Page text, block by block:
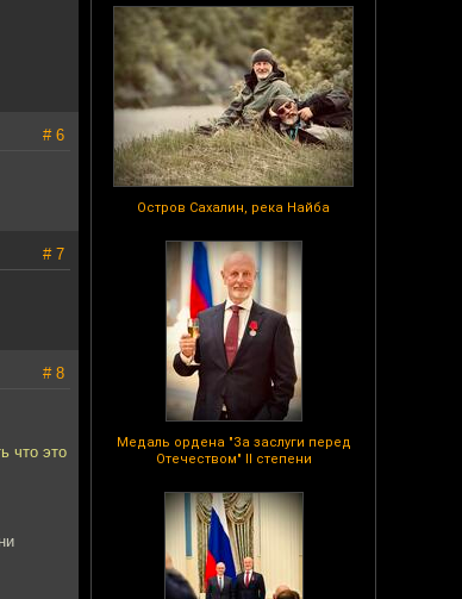
Остров Сахалин, река Найба
Медаль ордена "За заслуги перед
Отечеством" II степени
# 6
# 7
# 8
что это